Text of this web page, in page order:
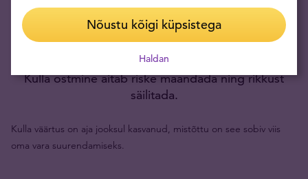
Kulla ostmine aitab riske maandada ning rikkust
säilitada.
Kulla väärtus on aja jooksul kasvanud, mistõttu on see sobiv viis
oma vara suurendamiseks.
Nõustu kõigi küpsistega
Haldan